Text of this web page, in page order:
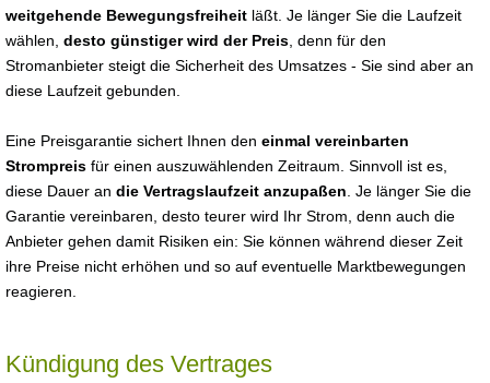
weitgehende Bewegungsfreiheit läßt. Je länger Sie die Laufzeit
wählen, desto günstiger wird der Preis , denn für den
Stromanbieter steigt die Sicherheit des Umsatzes - Sie sind aber an
diese Laufzeit gebunden.
Eine Preisgarantie sichert Ihnen den einmal vereinbarten
Strompreis für einen auszuwählenden Zeitraum. Sinnvoll ist es,
diese Dauer an die Vertragslaufzeit anzupaßen . Je länger Sie die
Garantie vereinbaren, desto teurer wird Ihr Strom, denn auch die
Anbieter gehen damit Risiken ein: Sie können während dieser Zeit
ihre Preise nicht erhöhen und so auf eventuelle Marktbewegungen
reagieren.
Kündigung des Vertrages